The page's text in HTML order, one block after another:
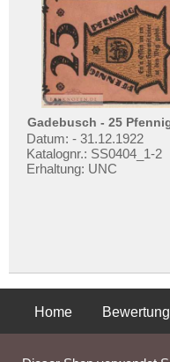
Gadebusch - 25
Datum: - 31.12.1922
Katalognr.: SS0404_1-2
Erhaltung: UNC
Home